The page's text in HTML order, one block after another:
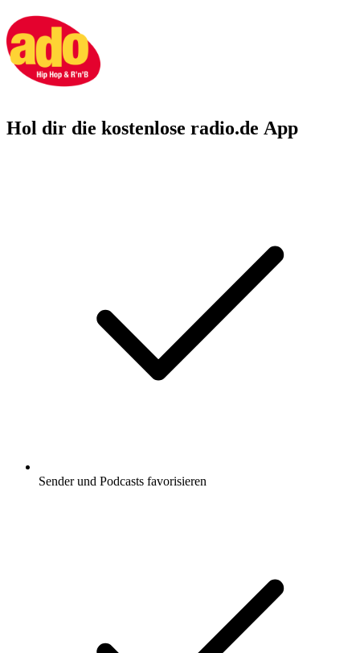
Hol dir die kostenlose radio.de App
Sender und Podcasts favorisieren